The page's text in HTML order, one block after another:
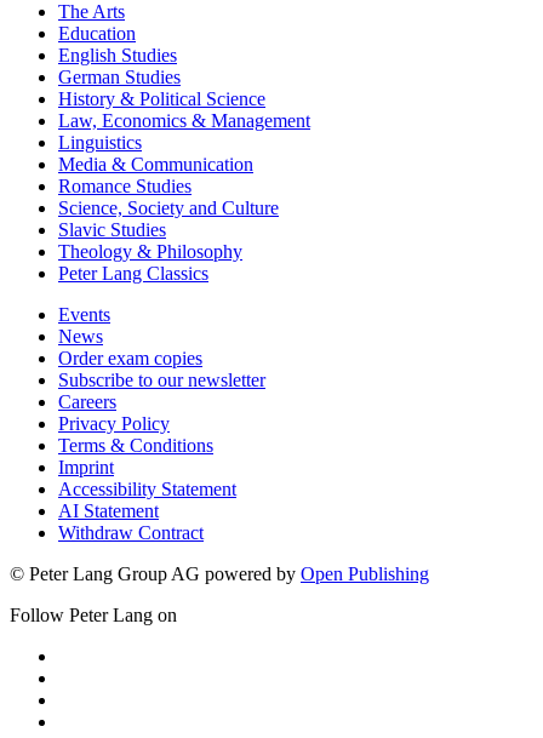
The Arts
Education
English Studies
German Studies
History & Political Science
Law, Economics & Management
Linguistics
Media & Communication
Romance Studies
Science, Society and Culture
Slavic Studies
Theology & Philosophy
Peter Lang Classics
Events
News
Order exam copies
Subscribe to our newsletter
Careers
Privacy Policy
Terms & Conditions
Imprint
Accessibility Statement
AI Statement
Withdraw Contract
© Peter Lang Group AG powered by Open Publishing
Follow Peter Lang on